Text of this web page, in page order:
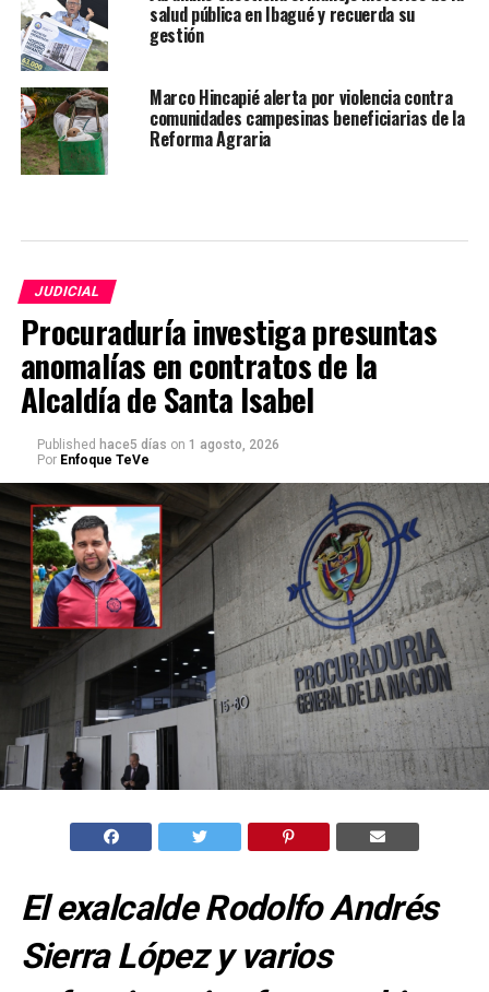
salud pública en Ibagué y recuerda su
gestión
Marco Hincapié alerta por violencia contra
comunidades campesinas beneficiarias de la
Reforma Agraria
JUDICIAL
Procuraduría investiga presuntas
anomalías en contratos de la
Alcaldía de Santa Isabel
Published hace5 días on 1 agosto, 2026
Por Enfoque TeVe
El exalcalde Rodolfo Andrés
Sierra López y varios